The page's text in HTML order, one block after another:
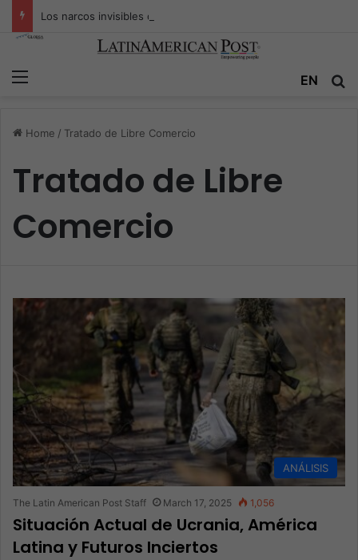
EN
Home / Tratado de Libre Comercio
Tratado de Libre
Comercio
ANÁLISIS
The Latin American Post Staff March 17, 2025 1,056
Situación Actual de Ucrania, América
Latina y Futuros Inciertos